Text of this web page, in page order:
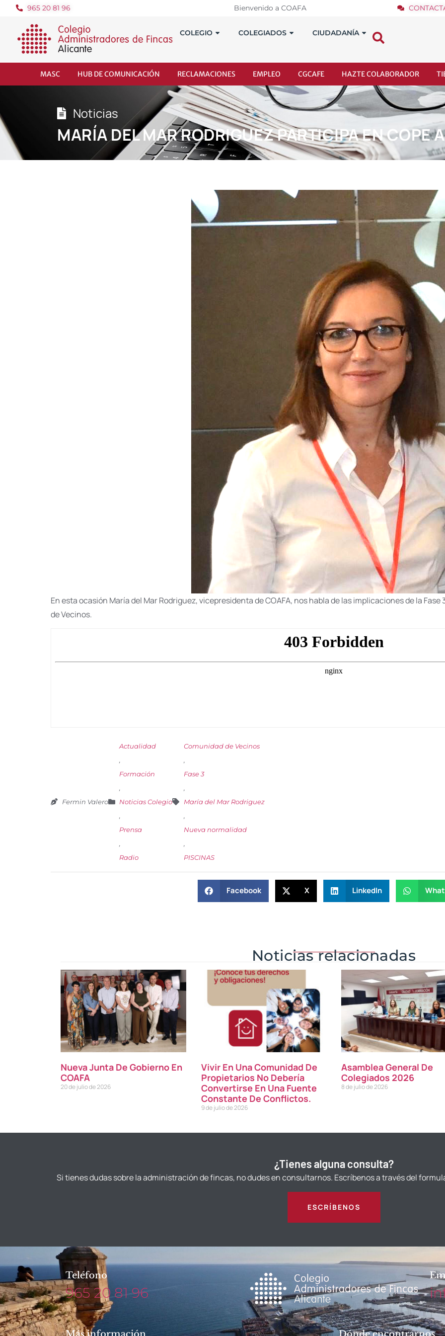
965 20 81 96 Bienvenido a COAFA
COLEGIO COLEGIADOS CIUDADANÍA
MASC HUB DE COMUNICACIÓN RECLAMACIONES EMPLEO CGCAFE HAZTE COLABORADOR
Noticias
MARÍA DEL MAR RODRIGUEZ PARTICIPA EN
En esta ocasión María del Mar Rodriguez, vicepresidenta de COAFA, nos habla de las implicaciones de la Fase
de Vecinos.
Fermin Valero
Actualidad
,
Formación
,
Noticias Colegio
,
Prensa
,
Radio
Comunidad de Vecinos
,
Fase 3
,
María del Mar Rodriguez
,
Nueva normalidad
,
PISCINAS
Facebook X LinkedIn
Noticias relacionadas
Nueva Junta De Gobierno En
COAFA
20 de julio de 2026
Vivir En Una Comunidad De
Propietarios No Debería
Convertirse En Una Fuente
Constante De Conflictos.
9 de julio de 2026
Asamblea General De
Colegiados 2026
8 de julio de 2026
¿Tienes alguna consulta?
Si tienes dudas sobre la administración de fincas, no dudes en consultarnos. Escríbenos a través del
ESCRÍBENOS
Teléfono
965 20 81 96